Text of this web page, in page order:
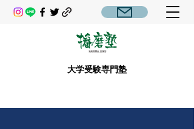
大学受験専門塾